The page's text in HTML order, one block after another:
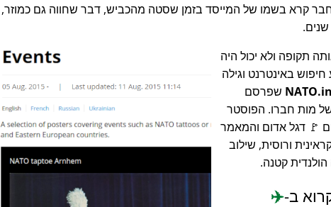
קרא בשמו של המייסד בזמן שסטה מהכביש, דבר שחווה גם כמוזר,
תקופה ולא יכול היה
באינטרנט וגילה
שפרסם
מות חברו. הפוסטר
🚩 דגל אדום והמאמר
ורוסית, שילוב
קטנה.
ב-✈️